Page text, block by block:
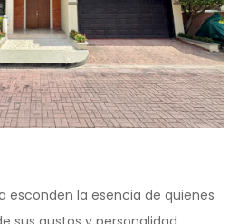
esconden la esencia de quienes